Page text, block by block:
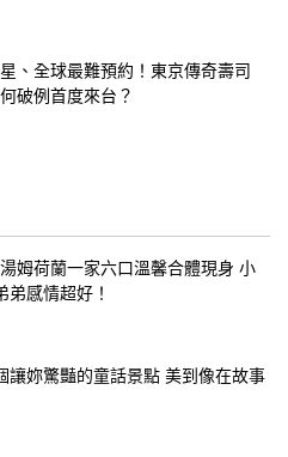
、全球最難預約！東京傳奇壽司
破例首度來台？
姆荷蘭一家六口溫馨合體現身 小
感情超好！
讓妳驚豔的童話景點 美到像在故事